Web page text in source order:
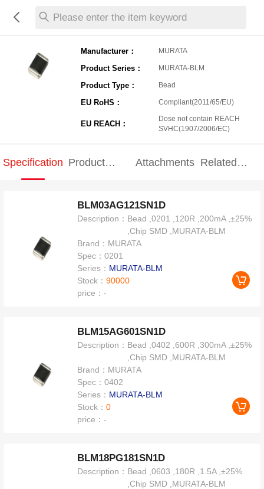
Please enter the item keyword
Manufacturer： MURATA
Product Series： MURATA-BLM
Product Type： Bead
EU RoHS： Compliant(2011/65/EU)
EU REACH：
Dose not contain REACH
SVHC(1907/2006/EC)
Specification Product
Attachments Related
BLM03AG121SN1D
Description： Bead ,0201 ,120R ,200mA ,±25%
,Chip SMD ,MURATA-BLM
Brand： MURATA
Spec：0201
Series： MURATA-BLM
Stock：90000
price：-
BLM15AG601SN1D
Description： Bead ,0402 ,600R ,300mA ,±25%
,Chip SMD ,MURATA-BLM
Brand： MURATA
Spec：0402
Series： MURATA-BLM
Stock：0
price：-
BLM18PG181SN1D
Description： Bead ,0603 ,180R ,1.5A ,±25%
,Chip SMD ,MURATA-BLM